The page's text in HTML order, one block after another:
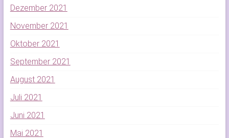
Dezember 2021
November 2021
Oktober 2021
September 2021
August 2021
Juli 2021
Juni 2021
Mai 2021